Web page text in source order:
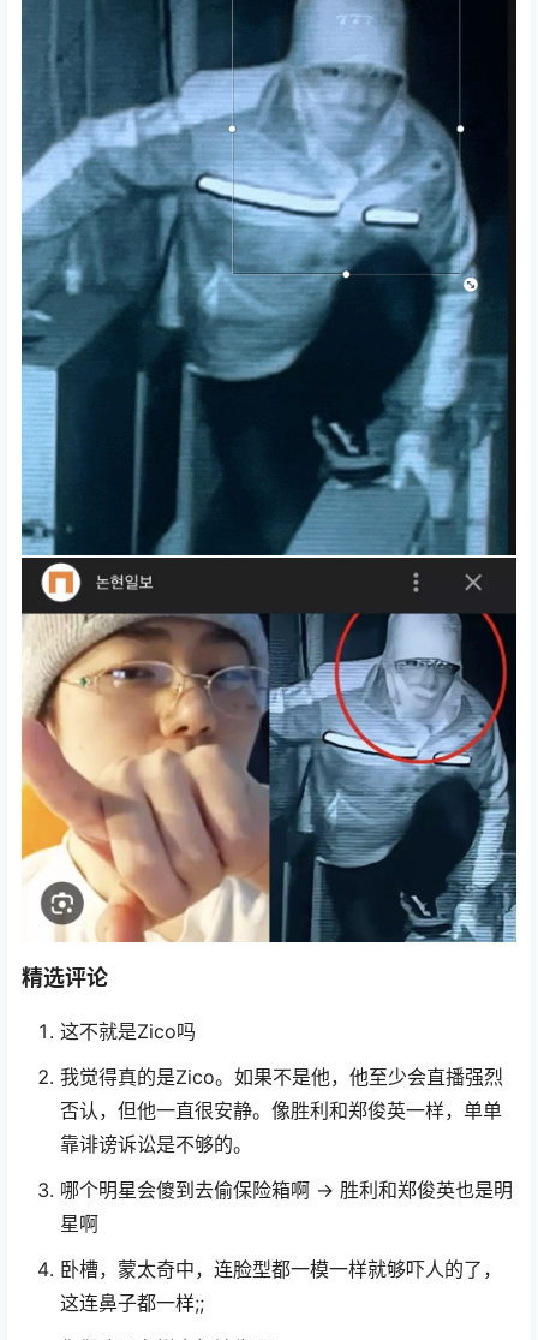
精选评论
这不就是Zico吗
我觉得真的是Zico。如果不是他，他至少会直播强烈
否认，但他一直很安静。像胜利和郑俊英一样，单单
靠诽谤诉讼是不够的。
哪个明星会傻到去偷保险箱啊 → 胜利和郑俊英也是明
星啊
卧槽，蒙太奇中，连脸型都一模一样就够吓人的了，
这连鼻子都一样;;